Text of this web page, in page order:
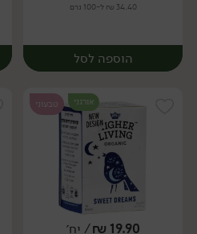
34.40 ₪ ל-100 גרם
הוספה לסל
אורגני טבעוני
19.90
₪/ יח׳